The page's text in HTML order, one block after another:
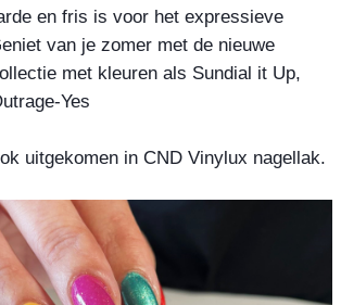
en fris is voor het expressieve
van je zomer met de nieuwe
met kleuren als Sundial it Up,
Yes
uitgekomen in CND Vinylux nagellak.